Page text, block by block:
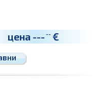
цена --- -- €